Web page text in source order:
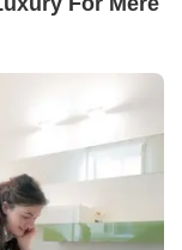
Furo Ofertado